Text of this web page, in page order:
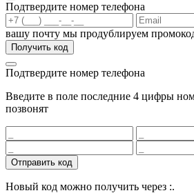
Подтвердите номер телефона
вашу почту мы продублируем
Получить код
Подтвердите номер телефона
Введите в поле последние 4 цифры
позвонят
Отправить код
Новый код можно получить через :.